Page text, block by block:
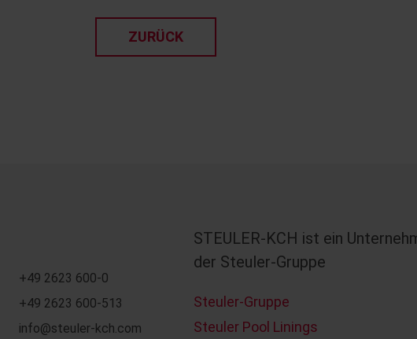
ZURÜCK
+49 2623 600-0
+49 2623 600-513
info@steuler-kch.com
STEULER-KCH ist ein
der Steuler-Gruppe
Steuler-Gruppe
Steuler Pool Linings